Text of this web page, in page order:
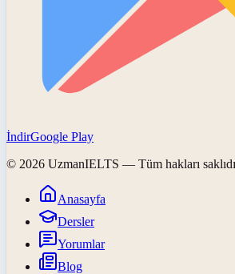
İndirGoogle Play
© 2026 UzmanIELTS — Tüm hakları
Anasayfa
Dersler
Yorumlar
Blog